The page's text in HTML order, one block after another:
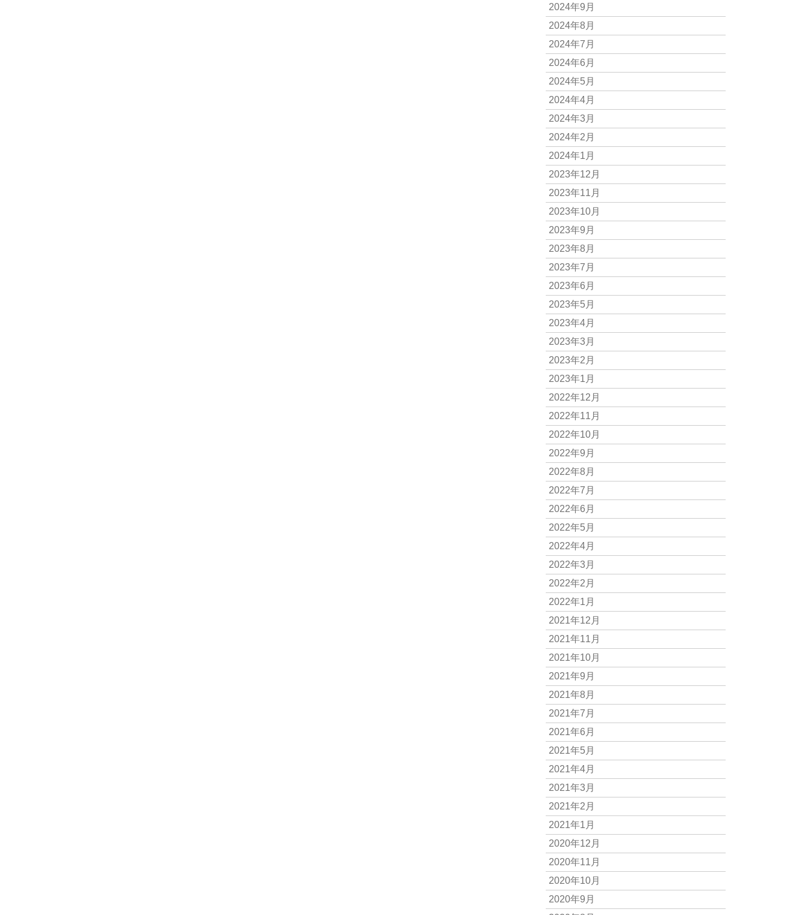
2024年9月
2024年8月
2024年7月
2024年6月
2024年5月
2024年4月
2024年3月
2024年2月
2024年1月
2023年12月
2023年11月
2023年10月
2023年9月
2023年8月
2023年7月
2023年6月
2023年5月
2023年4月
2023年3月
2023年2月
2023年1月
2022年12月
2022年11月
2022年10月
2022年9月
2022年8月
2022年7月
2022年6月
2022年5月
2022年4月
2022年3月
2022年2月
2022年1月
2021年12月
2021年11月
2021年10月
2021年9月
2021年8月
2021年7月
2021年6月
2021年5月
2021年4月
2021年3月
2021年2月
2021年1月
2020年12月
2020年11月
2020年10月
2020年9月